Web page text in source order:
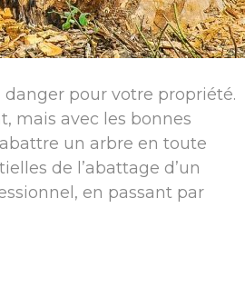
danger pour votre propriété.
mais avec les bonnes
un arbre en toute
de l’abattage d’un
en passant par